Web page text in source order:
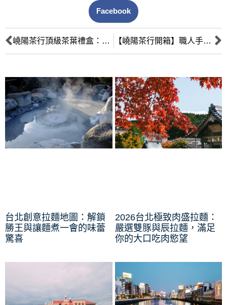
Facebook
嶢陽茶行頂級茶葉禮盒：高端商務贈禮的首選，展現專業與不凡品味 【嶢陽茶行開箱】職人手作台灣茶：品味繚繞鼻尖的絕美香韻與珍藏之道
台北創意拉麵地圖：解鎖
勝王與讓麵煮一會的味蕾
驚喜
2026台北極致肉盛拉麵：
嚴選雙豚與辰拉麵，滿足
你的大口吃肉慾望